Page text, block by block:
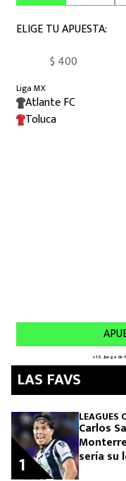
LAS FAVS
LEAGUES
Carlos
sería su
1